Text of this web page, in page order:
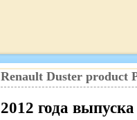
Renault Duster product
2012 года выпуска